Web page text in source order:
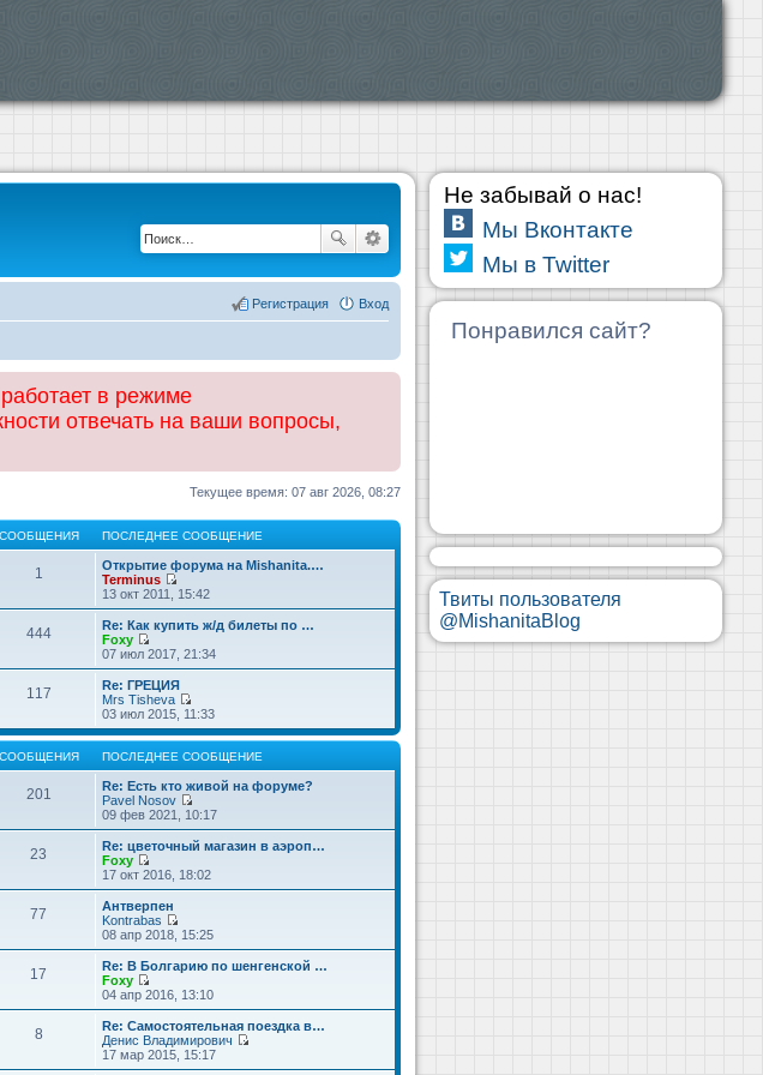
Вход
Регистрация
в режиме
отвечать на ваши вопросы,
Текущее время: 07 авг 2026, 08:27
СООБЩЕНИЯ ПОСЛЕДНЕЕ СООБЩЕНИЕ
1
Открытие форума на Mishanita.…
Terminus
П
е
р
е
й
т
и
к
п
о
с
л
е
н
е
м
у
с
о
б
н
и
ю
13 окт 2011, 15:42
444
Re: Как купить ж/д билеты по …
Foxy
П
е
р
е
й
т
и
к
п
о
с
л
е
н
е
м
у
с
о
о
б
щ
н
и
ю
07 июл 2017, 21:34
117
Re: ГРЕЦИЯ
Mrs Tisheva
П
е
р
е
й
т
к
п
о
с
л
е
е
м
с
о
б
щ
е
н
и
03 июл 2015, 11:33
СООБЩЕНИЯ ПОСЛЕДНЕЕ СООБЩЕНИЕ
201
Re: Есть кто живой на форуме?
Pavel Nosov
П
е
р
е
й
т
п
о
л
д
н
е
м
у
с
09 фев 2021, 10:17
23
Re: цветочный магазин в аэроп…
Foxy
П
е
р
е
й
т
к
п
о
л
е
д
17 окт 2016, 18:02
77
Антверпен
Kontrabas
П
е
р
е
й
т
к
п
о
08 апр 2018, 15:25
17
Re: В Болгарию по шенгенской …
Foxy
П
е
р
е
й
т
04 апр 2016, 13:10
8
Re: Самостоятельная поездка в…
Денис Владимирович
е
17 мар 2015, 15:17
Не забывай о нас!
Мы Вконтакте
Мы в Twitter
Понравился сайт?
Твиты пользователя
@MishanitaBlog